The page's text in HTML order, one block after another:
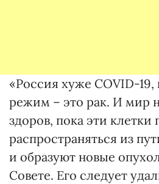
«Россия хуже COVID-19,
режим – это рак. И мир
здоров, пока эти
распространяться из
и образуют новые
Совете. Его следует